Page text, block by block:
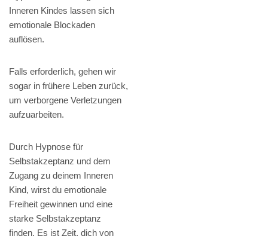
Inneren Kindes lassen sich
emotionale Blockaden
auflösen.
Falls erforderlich, gehen wir
sogar in frühere Leben zurück,
um verborgene Verletzungen
aufzuarbeiten.
Durch Hypnose für
Selbstakzeptanz und dem
Zugang zu deinem Inneren
Kind, wirst du emotionale
Freiheit gewinnen und eine
starke Selbstakzeptanz
finden. Es ist Zeit, dich von